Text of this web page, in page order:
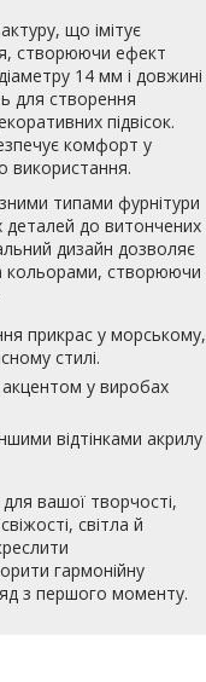
що імітує
створюючи ефект
14 мм і довжині
для створення
підвісок.
комфорт у
використання.
типами фурнітури
деталей до витончених
дизайн дозволяє
кольорами, створюючи
прикрас у морському,
стилі.
у виробах
відтінками акрилу
вашої творчості,
світла й
гармонійну
з першого моменту.